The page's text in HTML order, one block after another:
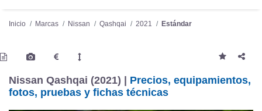
Inicio Marcas Nissan Qashqai 2021 Estándar
Nissan Qashqai (2021) | Precios, equipamientos,
fotos, pruebas y fichas técnicas